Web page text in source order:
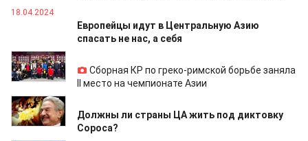
18.04.2024
Европейцы идут в Центральную Азию
спасать не нас, а себя
17.04.2024
Сборная КР по греко-римской борьбе заняла
II место на чемпионате Азии
16.04.2024
Должны ли страны ЦА жить под диктовку
Сороса?